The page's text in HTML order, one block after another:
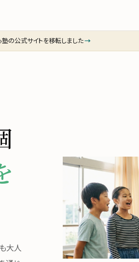
塾の公式サイトを移転しました→
大人